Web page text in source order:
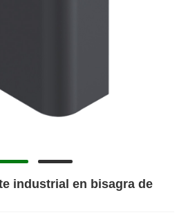
industrial en bisagra de